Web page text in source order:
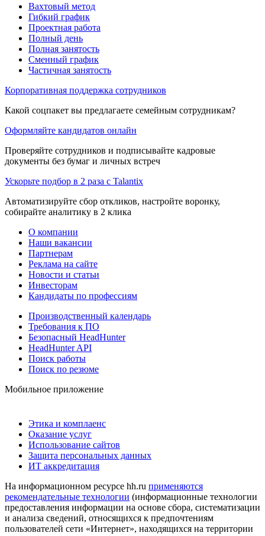
Вахтовый метод
Гибкий график
Проектная работа
Полный день
Полная занятость
Сменный график
Частичная занятость
Корпоративная поддержка сотрудников
Какой соцпакет вы предлагаете семейным сотрудникам?
Оформляйте кандидатов онлайн
Проверяйте сотрудников и подписывайте кадровые
документы без бумаг и личных встреч
Ускорьте подбор в 2 раза с Talantix
Автоматизируйте сбор откликов, настройте воронку,
собирайте аналитику в 2 клика
О компании
Наши вакансии
Партнерам
Реклама на сайте
Новости и статьи
Инвесторам
Кандидаты по профессиям
Производственный календарь
Требования к ПО
Безопасный HeadHunter
HeadHunter API
Поиск работы
Поиск по резюме
Мобильное приложение
Этика и комплаенс
Оказание услуг
Использование сайтов
Защита персональных данных
ИТ аккредитация
На информационном ресурсе hh.ru применяются
рекомендательные технологии (информационные технологии
предоставления информации на основе сбора, систематизации
и анализа сведений, относящихся к предпочтениям
пользователей сети «Интернет», находящихся на территории